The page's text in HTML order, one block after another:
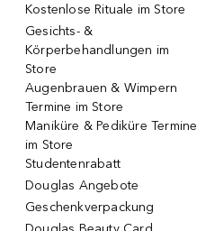
Kostenlose Rituale im Store
Gesichts- &
Körperbehandlungen im
Store
Augenbrauen & Wimpern
Termine im Store
Maniküre & Pediküre Termine
im Store
Studentenrabatt
Douglas Angebote
Geschenkverpackung